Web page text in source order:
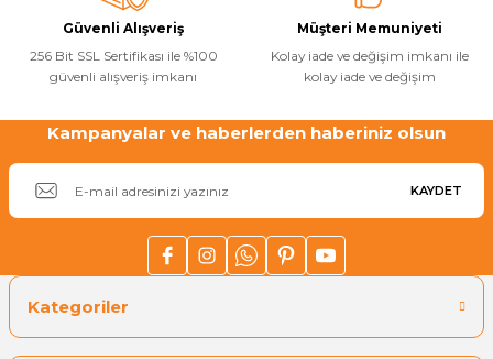
Gönder
Güvenli Alışveriş
256 Bit SSL Sertifikası ile %100
güvenli alışveriş imkanı
Müşteri Memuniyeti
Kolay iade ve değişim imkanı ile
kolay iade ve değişim
Kampanyalar ve haberlerden haberiniz olsun
KAYDET
Kategoriler